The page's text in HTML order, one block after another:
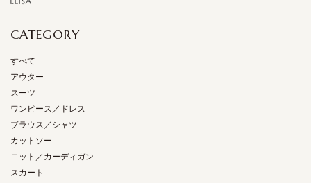
CATEGORY
すべて
アウター
スーツ
ワンピース／ドレス
ブラウス／シャツ
カットソー
ニット／カーディガン
スカート